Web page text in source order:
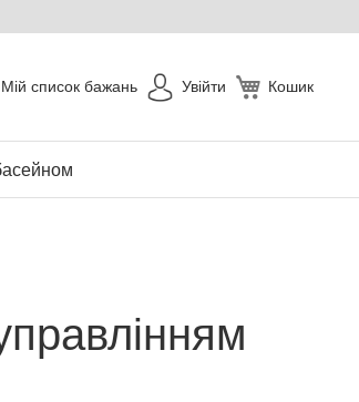
Кошик
Мій список бажань Увійти